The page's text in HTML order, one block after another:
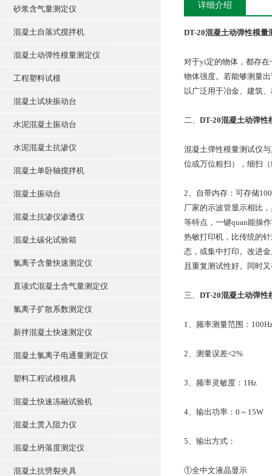
砂浆含气量测定仪
混凝土自落式搅拌机
混凝土动弹性模量测定仪
工程塑料试模
混凝土试块振动台
水泥混凝土振动台
水泥混凝土抗渗仪
混凝土单卧轴搅拌机
混凝土振动台
混凝土抗渗仪渗透仪
混凝土碳化试验箱
氯离子含量快速测定仪
直读式混凝土含气量测定仪
氯离子扩散系数测定仪
新拌混凝土快速测定仪
混凝土氯离子电通量测定仪
塑料工程试模模具
混凝土快速冻融试验机
混凝土贯入阻力仪
混凝土坍落度测定仪
混凝土抗劈裂夹具
详细介绍
DT-20混凝土动弹性模量
对于yi定的物体，都存
物体强度。若能够测量
以广泛用于冶金、建筑
二、 DT-20混凝土动弹性
混凝土弹性模量测试仪
位或万位粗扫），细扫
2、自带内存：可存储
厂家的示波管显示相比
等特点，一键quan能操
热敏打印机，比传统的
态，或集中打印。改进
且重复测试性好。同时
三、 DT-20混凝土动弹性
1、频率测量范围：
2、测量误差<2%
3、频率灵敏度：1Hz
4、输出功率：0～15W
5、输出方式：
①全中文液晶显示